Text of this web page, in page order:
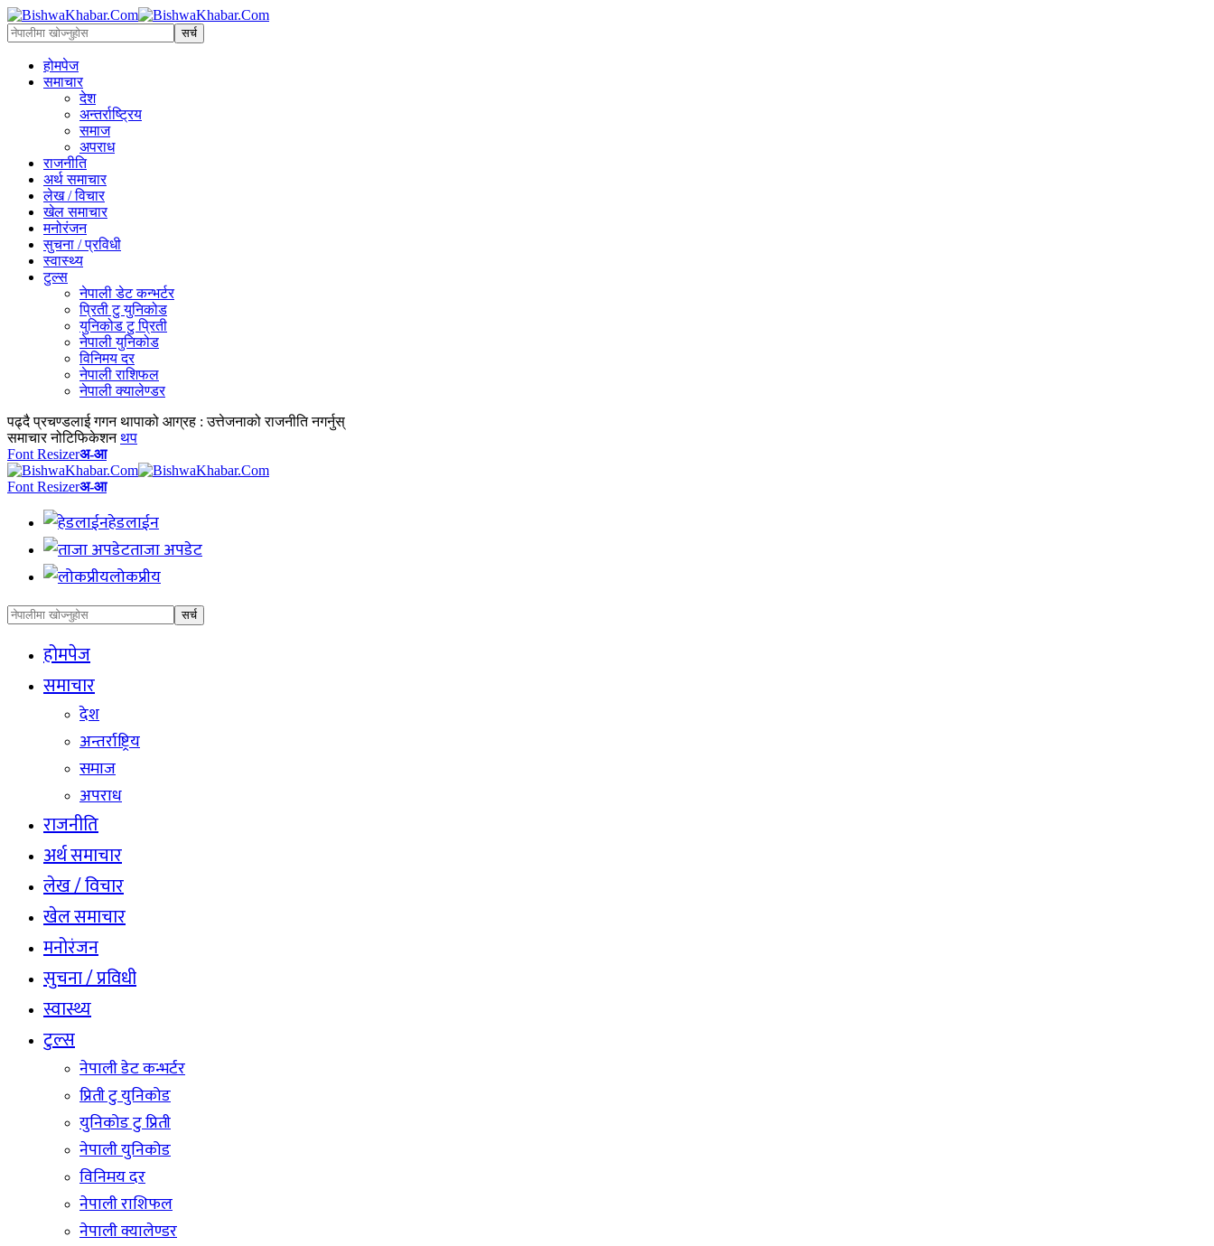
होमपेज
समाचार
देश
अन्तर्राष्ट्रिय
समाज
अपराध
राजनीति
अर्थ समाचार
लेख / विचार
खेल समाचार
मनोरंजन
सुचना / प्रविधी
स्वास्थ्य
टुल्स
नेपाली डेट कन्भर्टर
प्रिती टु युनिकोड
युनिकोड टु प्रिती
नेपाली युनिकोड
विनिमय दर
नेपाली राशिफल
नेपाली क्यालेण्डर
पढ्दै प्रचण्डलाई गगन थापाको आग्रह : उत्तेजनाको राजनीति नगर्नुस्
समाचार नोटिफिकेशन थप
Font Resizerअ-आ
Font Resizerअ-आ
हेडलाईन
ताजा अपडेट
लोकप्रीय
होमपेज
समाचार
देश
अन्तर्राष्ट्रिय
समाज
अपराध
राजनीति
अर्थ समाचार
लेख / विचार
खेल समाचार
मनोरंजन
सुचना / प्रविधी
स्वास्थ्य
टुल्स
नेपाली डेट कन्भर्टर
प्रिती टु युनिकोड
युनिकोड टु प्रिती
नेपाली युनिकोड
विनिमय दर
नेपाली राशिफल
नेपाली क्यालेण्डर